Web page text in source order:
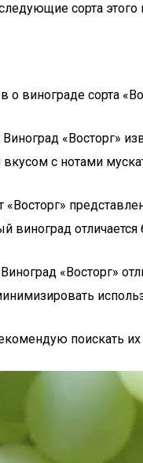
сорта этого
о винограде сорта
Виноград «Восторг»
вкусом с нотами
«Восторг»
виноград
«Восторг»
поискать их